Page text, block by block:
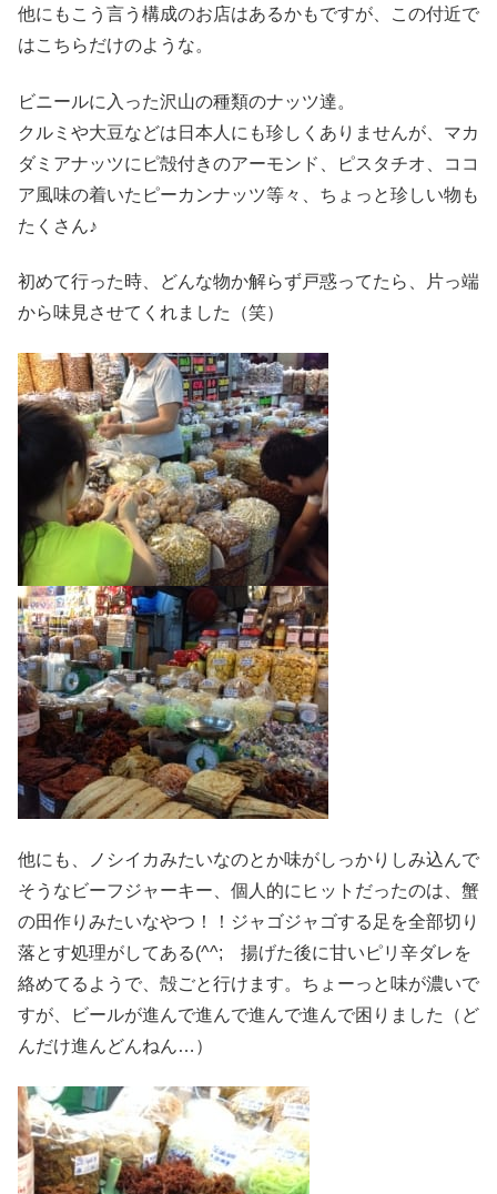
他にもこう言う構成のお店はあるかもですが、この付近で
はこちらだけのような。
ビニールに入った沢山の種類のナッツ達。
クルミや大豆などは日本人にも珍しくありませんが、マカ
ダミアナッツにピ殻付きのアーモンド、ピスタチオ、ココ
ア風味の着いたピーカンナッツ等々、ちょっと珍しい物も
たくさん♪
初めて行った時、どんな物か解らず戸惑ってたら、片っ端
から味見させてくれました（笑）
他にも、ノシイカみたいなのとか味がしっかりしみ込んで
そうなビーフジャーキー、個人的にヒットだったのは、蟹
の田作りみたいなやつ！！ジャゴジャゴする足を全部切り
落とす処理がしてある(^^; 揚げた後に甘いピリ辛ダレを
絡めてるようで、殻ごと行けます。ちょーっと味が濃いで
すが、ビールが進んで進んで進んで進んで困りました（ど
んだけ進んどんねん…）